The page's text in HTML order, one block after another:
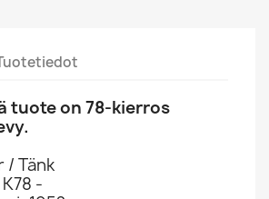
tuote on 78-kierros
/ Tänk
-